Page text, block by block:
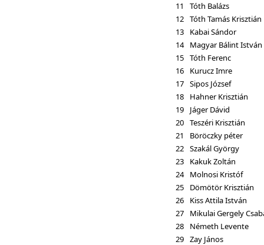
11
Tóth Balázs
12 Tóth Tamás Krisztián
13
Kabai Sándor
14 Magyar Bálint István
15 Tóth Ferenc
16
Kurucz Imre
17 Sipos József
18
Hahner Krisztián
19
Jáger Dávid
20 Teszéri Krisztián
21
Böröczky péter
22 Szakál György
23
Kakuk Zoltán
24
Molnosi Kristóf
25
Dömötör Krisztián
26
Kiss Attila István
27
Mikulai Gergely
28
Németh Levente
29 Zay János